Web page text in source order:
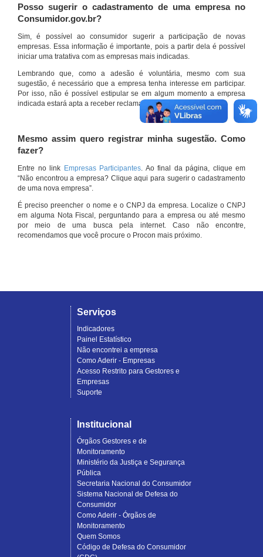
Posso sugerir o cadastramento de uma empresa no
Consumidor.gov.br?
Sim, é possível ao consumidor sugerir a participação de novas
empresas. Essa informação é importante, pois a partir dela é possível
iniciar uma tratativa com as empresas mais indicadas.
Lembrando que, como a adesão é voluntária, mesmo com sua
sugestão, é necessário que a empresa tenha interesse em participar.
Por isso, não é possível estipular se em algum momento a empresa
indicada estará apta a receber reclamações por meio do site.
Mesmo assim quero registrar minha sugestão. Como
fazer?
Entre no link Empresas Participantes. Ao final da página, clique em
“Não encontrou a empresa? Clique aqui para sugerir o cadastramento
de uma nova empresa”.
É preciso preencher o nome e o CNPJ da empresa. Localize o CNPJ
em alguma Nota Fiscal, perguntando para a empresa ou até mesmo
por meio de uma busca pela internet. Caso não encontre,
recomendamos que você procure o Procon mais próximo.
Serviços
Indicadores
Painel Estatístico
Não encontrei a empresa
Como Aderir - Empresas
Acesso Restrito para Gestores e
Empresas
Suporte
Institucional
Órgãos Gestores e de
Monitoramento
Ministério da Justiça e Segurança
Pública
Secretaria Nacional do Consumidor
Sistema Nacional de Defesa do
Consumidor
Como Aderir - Órgãos de
Monitoramento
Quem Somos
Código de Defesa do Consumidor